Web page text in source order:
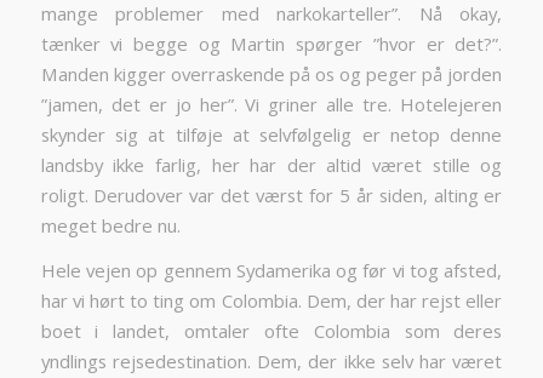
mange problemer med narkokarteller”. Nå okay,
tænker vi begge og Martin spørger ”hvor er det?”.
Manden kigger overraskende på os og peger på jorden
”jamen, det er jo her”. Vi griner alle tre. Hotelejeren
skynder sig at tilføje at selvfølgelig er netop denne
landsby ikke farlig, her har der altid været stille og
roligt. Derudover var det værst for 5 år siden, alting er
meget bedre nu.
Hele vejen op gennem Sydamerika og før vi tog afsted,
har vi hørt to ting om Colombia. Dem, der har rejst eller
boet i landet, omtaler ofte Colombia som deres
yndlings rejsedestination. Dem, der ikke selv har været